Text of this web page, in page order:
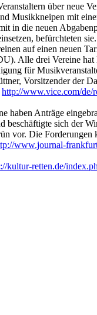
über neue
Musikkneipen mit
in die neuen
befürchteten
auf einen neuen
Alle drei Vereine hat
für
Vorsitzender der
http://www.vice.com/de/
haben Anträge
sich der
vor. Die
www.journal-
kultur-retten.de/